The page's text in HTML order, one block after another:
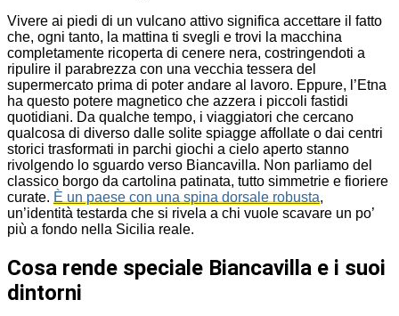
Vivere ai piedi di un vulcano attivo significa accettare il fatto
che, ogni tanto, la mattina ti svegli e trovi la macchina
completamente ricoperta di cenere nera, costringendoti a
ripulire il parabrezza con una vecchia tessera del
supermercato prima di poter andare al lavoro. Eppure, l’Etna
ha questo potere magnetico che azzera i piccoli fastidi
quotidiani. Da qualche tempo, i viaggiatori che cercano
qualcosa di diverso dalle solite spiagge affollate o dai centri
storici trasformati in parchi giochi a cielo aperto stanno
rivolgendo lo sguardo verso Biancavilla. Non parliamo del
classico borgo da cartolina patinata, tutto simmetrie e fioriere
curate. È un paese con una spina dorsale robusta,
un’identità testarda che si rivela a chi vuole scavare un po’
più a fondo nella Sicilia reale.
Cosa rende speciale Biancavilla e i suoi
dintorni